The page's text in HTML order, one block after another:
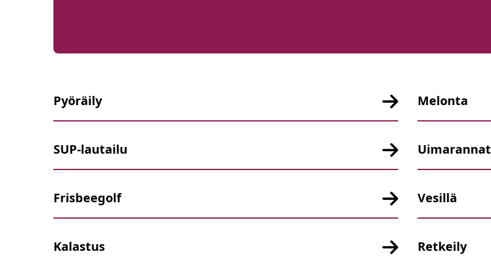
Pyöräily Melonta
SUP-lautailu Uimarannat
Frisbeegolf Vesillä
Kalastus Retkeily